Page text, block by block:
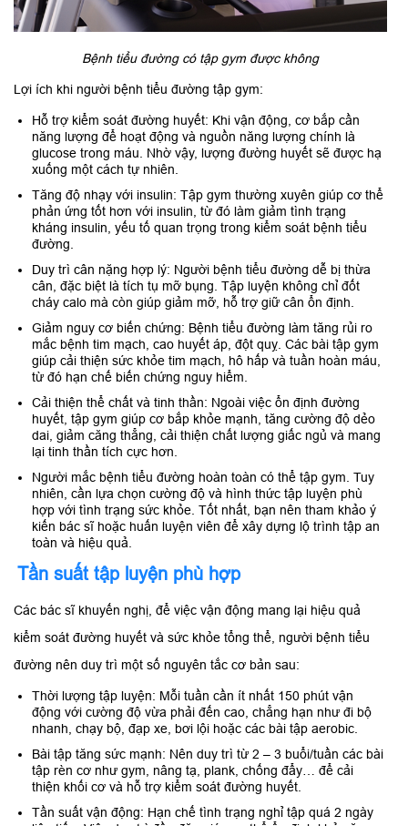
Bệnh tiểu đường có tập gym được không
Lợi ích khi người bệnh tiểu đường tập gym:
Hỗ trợ kiểm soát đường huyết: Khi vận động, cơ bắp cần
năng lượng để hoạt động và nguồn năng lượng chính là
glucose trong máu. Nhờ vậy, lượng đường huyết sẽ được hạ
xuống một cách tự nhiên.
Tăng độ nhạy với insulin: Tập gym thường xuyên giúp cơ thể
phản ứng tốt hơn với insulin, từ đó làm giảm tình trạng
kháng insulin, yếu tố quan trọng trong kiểm soát bệnh tiểu
đường.
Duy trì cân nặng hợp lý: Người bệnh tiểu đường dễ bị thừa
cân, đặc biệt là tích tụ mỡ bụng. Tập luyện không chỉ đốt
cháy calo mà còn giúp giảm mỡ, hỗ trợ giữ cân ổn định.
Giảm nguy cơ biến chứng: Bệnh tiểu đường làm tăng rủi ro
mắc bệnh tim mạch, cao huyết áp, đột quỵ. Các bài tập gym
giúp cải thiện sức khỏe tim mạch, hô hấp và tuần hoàn máu,
từ đó hạn chế biến chứng nguy hiểm.
Cải thiện thể chất và tinh thần: Ngoài việc ổn định đường
huyết, tập gym giúp cơ bắp khỏe mạnh, tăng cường độ dẻo
dai, giảm căng thẳng, cải thiện chất lượng giấc ngủ và mang
lại tinh thần tích cực hơn.
Người mắc bệnh tiểu đường hoàn toàn có thể tập gym. Tuy
nhiên, cần lựa chọn cường độ và hình thức tập luyện phù
hợp với tình trạng sức khỏe. Tốt nhất, bạn nên tham khảo ý
kiến bác sĩ hoặc huấn luyện viên để xây dựng lộ trình tập an
toàn và hiệu quả.
Tần suất tập luyện phù hợp
Các bác sĩ khuyến nghị, để việc vận động mang lại hiệu quả
kiểm soát đường huyết và sức khỏe tổng thể, người bệnh tiểu
đường nên duy trì một số nguyên tắc cơ bản sau:
Thời lượng tập luyện: Mỗi tuần cần ít nhất 150 phút vận
động với cường độ vừa phải đến cao, chẳng hạn như đi bộ
nhanh, chạy bộ, đạp xe, bơi lội hoặc các bài tập aerobic.
Bài tập tăng sức mạnh: Nên duy trì từ 2 – 3 buổi/tuần các bài
tập rèn cơ như gym, nâng tạ, plank, chống đẩy… để cải
thiện khối cơ và hỗ trợ kiểm soát đường huyết.
Tần suất vận động: Hạn chế tình trạng nghỉ tập quá 2 ngày